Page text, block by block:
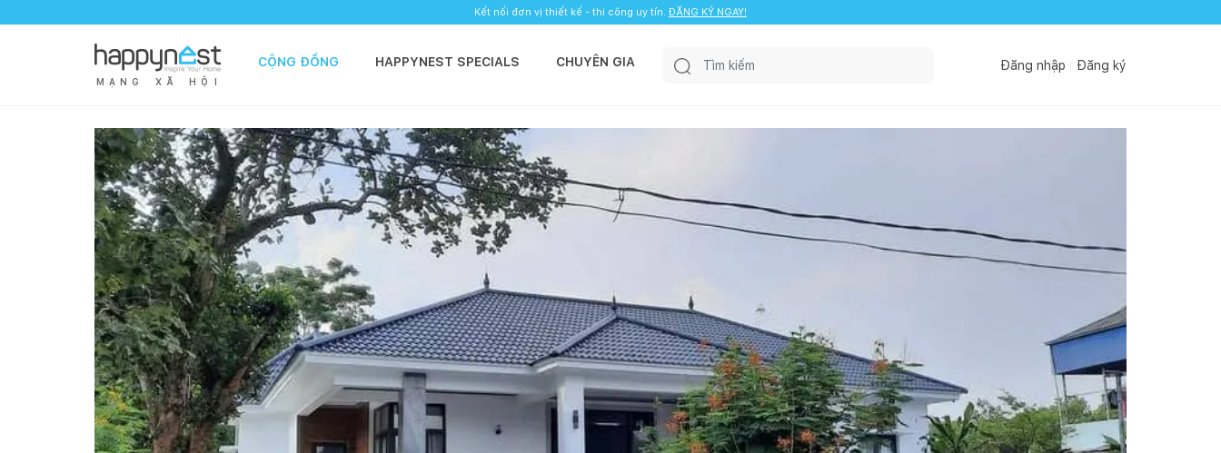
Kết nối đơn vị thiết kế - thi công uy tín. ĐĂNG KÝ NGAY!
M Ạ N G X Ã H Ộ I
CỘNG ĐỒNG HAPPYNEST SPECIALS CHUYÊN GIA Đăng nhập Đăng ký